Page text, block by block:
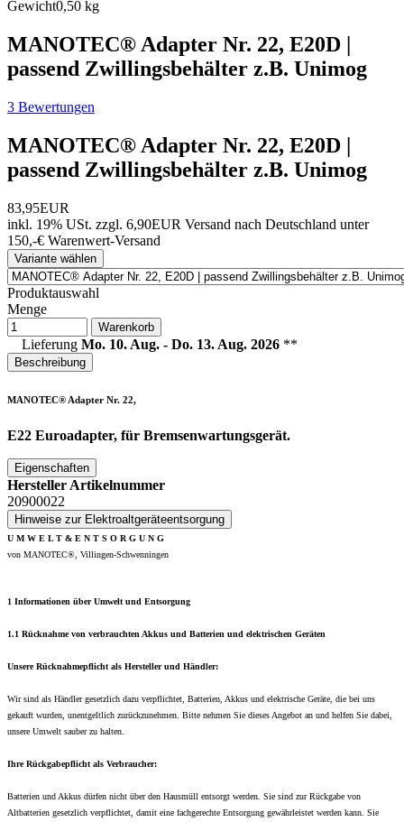
Gewicht0,50 kg
MANOTEC® Adapter Nr. 22, E20D |
passend Zwillingsbehälter z.B. Unimog
3 Bewertungen
MANOTEC® Adapter Nr. 22, E20D |
passend Zwillingsbehälter z.B. Unimog
83,95EUR
inkl. 19% USt. zzgl. 6,90EUR Versand nach Deutschland unter
150,-€ Warenwert-Versand
Variante wählen
Produktauswahl
Menge
Warenkorb
Lieferung Mo. 10. Aug. - Do. 13. Aug. 2026 **
Beschreibung
MANOTEC® Adapter Nr. 22,
E22 Euroadapter, für Bremsenwartungsgerät.
Eigenschaften
Hersteller Artikelnummer
20900022
Hinweise zur Elektroaltgeräteentsorgung
U M W E L T & E N T S O R G U N G
von MANOTEC®, Villingen-Schwenningen
1 Informationen über Umwelt und Entsorgung
1.1 Rücknahme von verbrauchten Akkus und Batterien und elektrischen Geräten
Unsere Rücknahmepflicht als Hersteller und Händler:
Wir sind als Händler gesetzlich dazu verpflichtet, Batterien, Akkus und elektrische Geräte, die bei uns
gekauft wurden, unentgeltlich zurückzunehmen. Bitte nehmen Sie dieses Angebot an und helfen Sie dabei,
unsere Umwelt sauber zu halten.
Ihre Rückgabepflicht als Verbraucher:
Batterien und Akkus dürfen nicht über den Hausmüll entsorgt werden. Sie sind zur Rückgabe von
Altbatterien gesetzlich verpflichtet, damit eine fachgerechte Entsorgung gewährleistet werden kann. Sie